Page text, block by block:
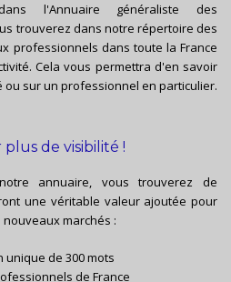
l'Annuaire généraliste des
trouverez dans notre répertoire des
professionnels dans toute la France
Cela vous permettra d'en savoir
sur un professionnel en particulier.
de visibilité !
annuaire, vous trouverez de
une véritable valeur ajoutée pour
marchés :
unique de 300 mots
de France